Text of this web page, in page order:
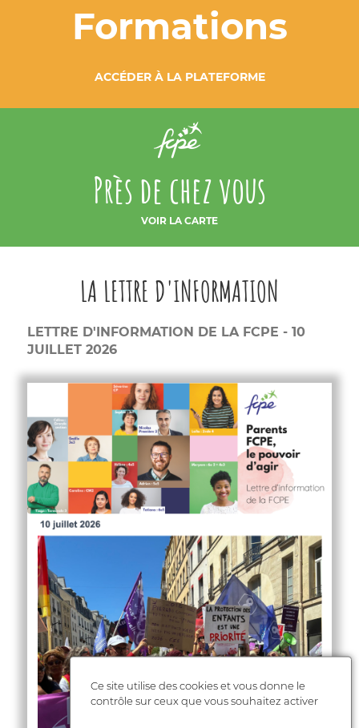
Formations
ACCÉDER À LA PLATEFORME
Près de chez vous
VOIR LA CARTE
LA LETTRE D'INFORMATION
LETTRE D'INFORMATION DE LA FCPE - 10
JUILLET 2026
Ce site utilise des cookies et vous donne le
contrôle sur ceux que vous souhaitez activer